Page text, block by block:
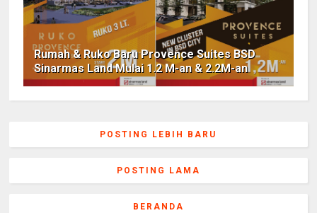
Rumah & Ruko Baru Provence Suites BSD
Sinarmas Land Mulai 1.2 M-an & 2.2M-an
POSTING LEBIH BARU
POSTING LAMA
BERANDA